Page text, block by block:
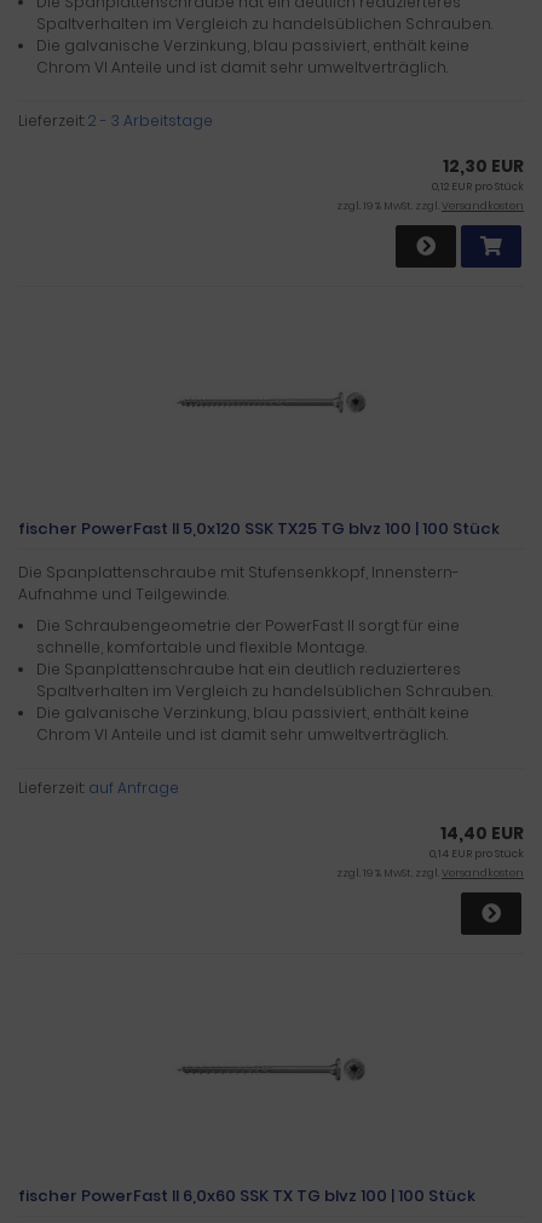
Spaltverhalten im Vergleich zu handelsüblichen Schrauben.
Die galvanische Verzinkung, blau passiviert, enthält keine
Chrom VI Anteile und ist damit sehr umweltverträglich.
Lieferzeit:2 - 3 Arbeitstage
12,30 EUR
0,12 EUR pro Stück
zzgl. 19 % MwSt. zzgl.Versandkosten
fischer PowerFast II 5,0x120 SSK TX25 TG blvz 100 | 100 Stück
Die Spanplattenschraube mit Stufensenkkopf, Innenstern-
Aufnahme und Teilgewinde.
Die Schraubengeometrie der PowerFast II sorgt für eine
schnelle, komfortable und flexible Montage.
Die Spanplattenschraube hat ein deutlich reduzierteres
Spaltverhalten im Vergleich zu handelsüblichen Schrauben.
Die galvanische Verzinkung, blau passiviert, enthält keine
Chrom VI Anteile und ist damit sehr umweltverträglich.
Lieferzeit: auf Anfrage
14,40 EUR
0,14 EUR pro Stück
zzgl. 19 % MwSt. zzgl.Versandkosten
fischer PowerFast II 6,0x60 SSK TX TG blvz 100 | 100 Stück